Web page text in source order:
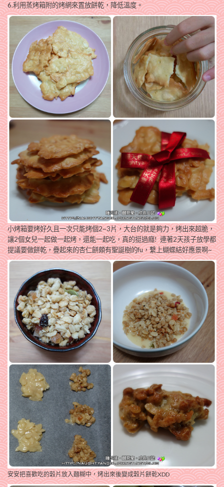
6.利用蒸烤箱附的烤網來置放餅乾，降低溫度。
小烤箱要烤好久且一次只能烤個2~3片，大台的就是夠力，烤出來超脆，
讓2個女兒一起做一起烤，還能一起吃，真的挺過癮! 連著2天孩子放學都
提議要做餅乾，疊起來的杏仁餅頗有聖誕樹的fu，繫上蝴蝶結好應景啊~
安安把喜歡吃的穀片放入麵糊中，烤出來後變成穀片餅乾XDD